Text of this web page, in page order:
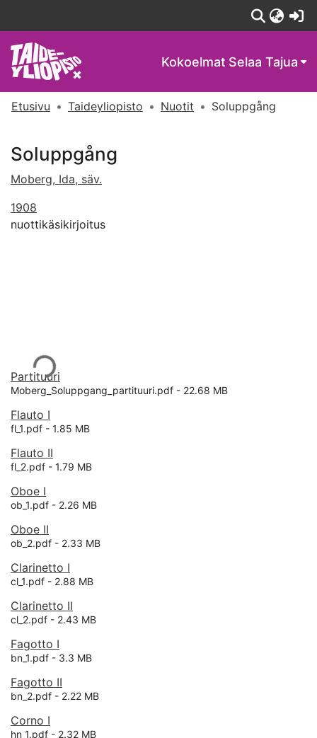
Kokoelmat Selaa Tajua
Etusivu Taideyliopisto Nuotit Soluppgång
Soluppgång
Moberg, Ida, säv.
1908
nuottikäsikirjoitus
Ladataan...
Partituuri
Moberg_Soluppgang_partituuri.pdf - 22.68 MB
Flauto I
fl_1.pdf - 1.85 MB
Flauto II
fl_2.pdf - 1.79 MB
Oboe I
ob_1.pdf - 2.26 MB
Oboe II
ob_2.pdf - 2.33 MB
Clarinetto I
cl_1.pdf - 2.88 MB
Clarinetto II
cl_2.pdf - 2.43 MB
Fagotto I
bn_1.pdf - 3.3 MB
Fagotto II
bn_2.pdf - 2.22 MB
Corno I
hn_1.pdf - 2.32 MB